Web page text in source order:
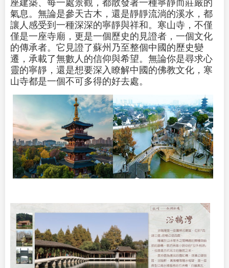
座建築、每一處景觀，都散發著一種寧靜而莊嚴的
氣息。無論是參天古木，還是靜靜流淌的溪水，都
讓人感受到一種深深的寧靜與祥和。寒山寺，不僅
僅是一座寺廟，更是一個歷史的見證者，一個文化
的傳承者。它見證了蘇州乃至整個中國的歷史變
遷，承載了無數人的信仰與希望。無論你是尋求心
靈的寧靜，還是想要深入瞭解中國的佛教文化，寒
山寺都是一個不可多得的好去處。